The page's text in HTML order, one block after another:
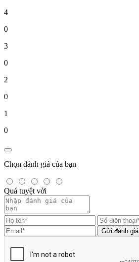
4
0
3
0
2
0
1
0
Chọn đánh giá của bạn
Quá tuyệt vời
Gửi đánh giá